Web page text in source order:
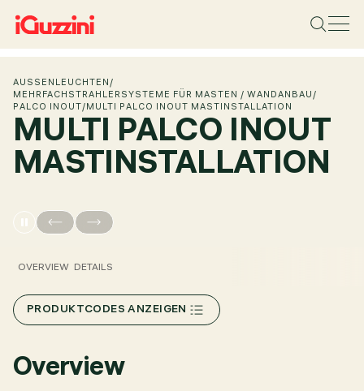
AUSSENLEUCHTEN /
MEHRFACHSTRAHLERSYSTEME FÜR MASTEN / WANDANBAU /
PALCO INOUT/MULTI PALCO INOUT MASTINSTALLATION
MULTI PALCO INOUT
MASTINSTALLATION
OVERVIEW DETAILS
PRODUKTCODES ANZEIGEN
Overview